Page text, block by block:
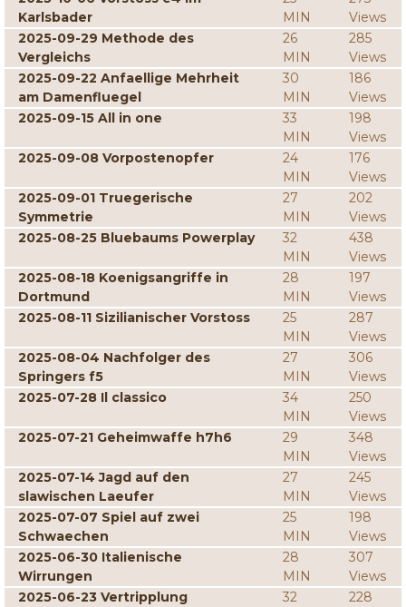
Karlsbader
MIN
Views
2025-09-29 Methode des
Vergleichs
26
MIN
285
Views
2025-09-22 Anfaellige Mehrheit
am Damenfluegel
30
MIN
186
Views
2025-09-15 All in one
33
MIN
198
Views
2025-09-08 Vorpostenopfer
24
MIN
176
Views
2025-09-01 Truegerische
Symmetrie
27
MIN
202
Views
2025-08-25 Bluebaums Powerplay
32
MIN
438
Views
2025-08-18 Koenigsangriffe in
Dortmund
28
MIN
197
Views
2025-08-11 Sizilianischer Vorstoss
25
MIN
287
Views
2025-08-04 Nachfolger des
Springers f5
27
MIN
306
Views
2025-07-28 Il classico
34
MIN
250
Views
2025-07-21 Geheimwaffe h7h6
29
MIN
348
Views
2025-07-14 Jagd auf den
slawischen Laeufer
27
MIN
245
Views
2025-07-07 Spiel auf zwei
Schwaechen
25
MIN
198
Views
2025-06-30 Italienische
Wirrungen
28
MIN
307
Views
2025-06-23 Vertripplung
32
228